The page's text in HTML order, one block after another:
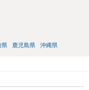
県 鹿児島県 沖縄県